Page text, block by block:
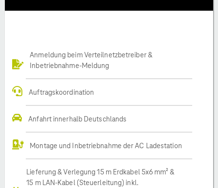
Anmeldung beim Verteilnetzbetreiber &
Inbetriebnahme-Meldung
Auftragskoordination
Anfahrt innerhalb Deutschlands
Montage und Inbetriebnahme der AC Ladestation
Lieferung & Verlegung 15 m Erdkabel 5x6 mm² &
15 m LAN-Kabel (Steuerleitung) inkl.